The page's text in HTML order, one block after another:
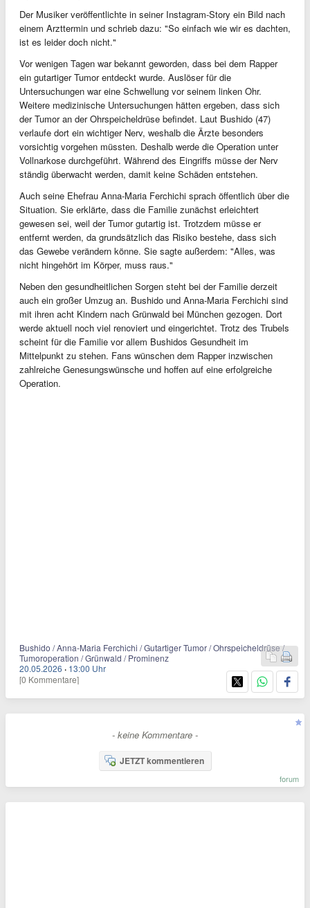
Der Musiker veröffentlichte in seiner Instagram-Story ein Bild nach
einem Arzttermin und schrieb dazu: "So einfach wie wir es dachten,
ist es leider doch nicht."
Vor wenigen Tagen war bekannt geworden, dass bei dem Rapper
ein gutartiger Tumor entdeckt wurde. Auslöser für die
Untersuchungen war eine Schwellung vor seinem linken Ohr.
Weitere medizinische Untersuchungen hätten ergeben, dass sich
der Tumor an der Ohrspeicheldrüse befindet. Laut Bushido (47)
verlaufe dort ein wichtiger Nerv, weshalb die Ärzte besonders
vorsichtig vorgehen müssten. Deshalb werde die Operation unter
Vollnarkose durchgeführt. Während des Eingriffs müsse der Nerv
ständig überwacht werden, damit keine Schäden entstehen.
Auch seine Ehefrau Anna-Maria Ferchichi sprach öffentlich über die
Situation. Sie erklärte, dass die Familie zunächst erleichtert
gewesen sei, weil der Tumor gutartig ist. Trotzdem müsse er
entfernt werden, da grundsätzlich das Risiko bestehe, dass sich
das Gewebe verändern könne. Sie sagte außerdem: "Alles, was
nicht hingehört im Körper, muss raus."
Neben den gesundheitlichen Sorgen steht bei der Familie derzeit
auch ein großer Umzug an. Bushido und Anna-Maria Ferchichi sind
mit ihren acht Kindern nach Grünwald bei München gezogen. Dort
werde aktuell noch viel renoviert und eingerichtet. Trotz des Trubels
scheint für die Familie vor allem Bushidos Gesundheit im
Mittelpunkt zu stehen. Fans wünschen dem Rapper inzwischen
zahlreiche Genesungswünsche und hoffen auf eine erfolgreiche
Operation.
Bushido / Anna-Maria Ferchichi / Gutartiger Tumor / Ohrspeicheldrüse /
Tumoroperation / Grünwald / Prominenz
20.05.2026 · 13:00 Uhr
[0 Kommentare]
- keine Kommentare -
JETZT kommentieren
forum